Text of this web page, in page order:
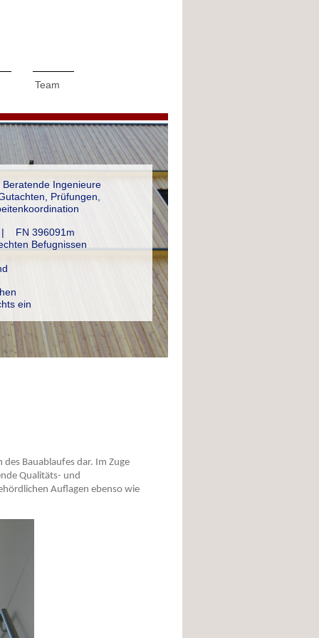
Team
Ingenieure
Prüfungen,
FN 396091m
Befugnissen
ein
Bauablaufes dar. Im Zuge
Qualitäts- und
Auflagen ebenso wie